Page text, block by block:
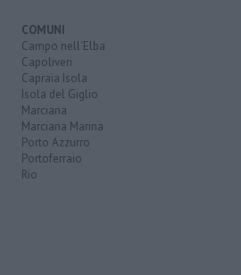
COMUNI
Campo nell'Elba
Capoliveri
Capraia Isola
Isola del Giglio
Marciana
Marciana Marina
Porto Azzurro
Portoferraio
Rio